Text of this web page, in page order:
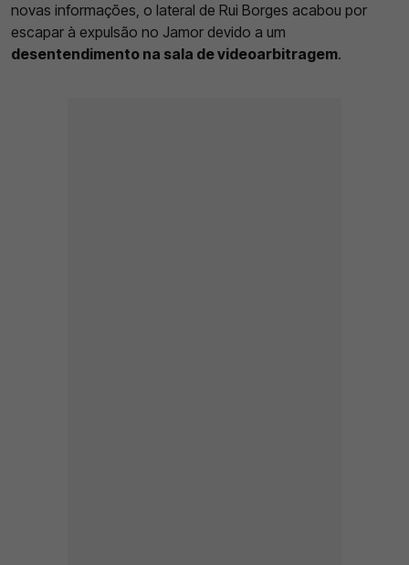
novas informações, o lateral de Rui Borges acabou por
escapar à expulsão no Jamor devido a um
desentendimento na sala de videoarbitragem.